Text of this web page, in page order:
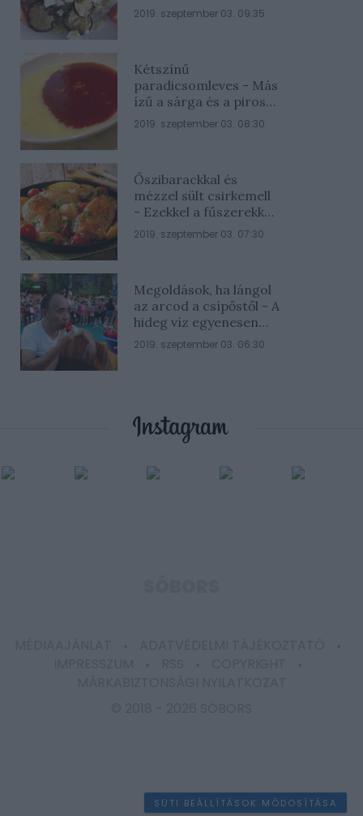
2019. szeptember 03. 09:35
Kétszínű
paradicsomleves - Más
ízű a sárga és a piros
rész
2019. szeptember 03. 08:30
Őszibarackkal és
mézzel sült csirkemell
- Ezekkel a fűszerekkel
lesz a legfinomabb
2019. szeptember 03. 07:30
Megoldások, ha lángol
az arcod a csípőstől - A
hideg víz egyenesen
rossz ötlet
2019. szeptember 03. 06:30
SÜTI BEÁLLÍTÁSOK MÓDOSÍTÁSA